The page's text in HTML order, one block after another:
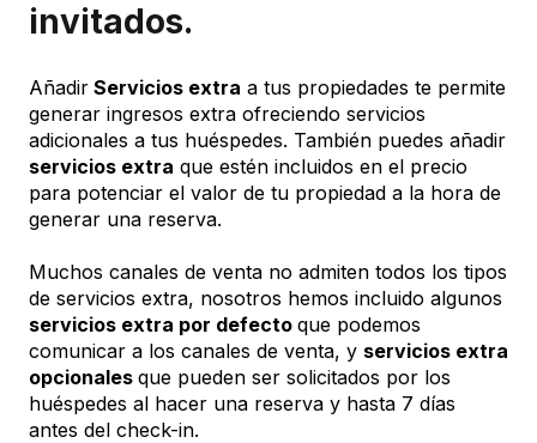
invitados.
Añadir Servicios extra a tus propiedades te permite
generar ingresos extra ofreciendo servicios
adicionales a tus huéspedes. También puedes añadir
servicios extra que estén incluidos en el precio
para potenciar el valor de tu propiedad a la hora de
generar una reserva.
Muchos canales de venta no admiten todos los tipos
de servicios extra, nosotros hemos incluido algunos
servicios extra por defecto que podemos
comunicar a los canales de venta, y servicios extra
opcionales que pueden ser solicitados por los
huéspedes al hacer una reserva y hasta 7 días
antes del check-in.